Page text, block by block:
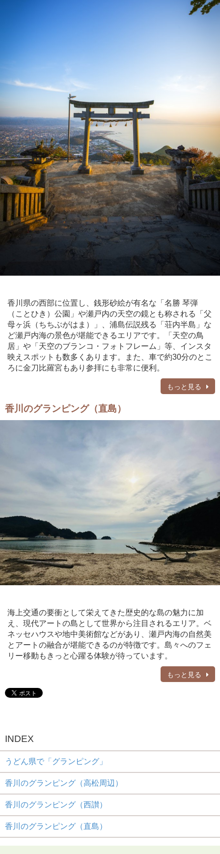
香川県の西部に位置し、銭形砂絵が有名な「名勝 琴弾
（ことひき）公園」や瀬戸内の天空の鏡とも称される「父
母ヶ浜（ちちぶがはま）」、浦島伝説残る「荘内半島」な
ど瀬戸内海の景色が堪能できるエリアです。「天空の鳥
居」や「天空のブランコ・フォトフレーム」等、インスタ
映えスポットも数多くあります。また、車で約30分のとこ
ろに金刀比羅宮もあり参拝にも非常に便利。
もっと見る
香川のグランピング（直島）
海上交通の要衝として栄えてきた歴史的な島の魅力に加
え、現代アートの島として世界から注目されるエリア。ベ
ネッセハウスや地中美術館などがあり、瀬戸内海の自然美
とアートの融合が堪能できるのが特徴です。島々へのフェ
リー移動もきっと心躍る体験が待っています。
もっと見る
INDEX
うどん県で「グランピング」
香川のグランピング（高松周辺）
香川のグランピング（西讃）
香川のグランピング（直島）